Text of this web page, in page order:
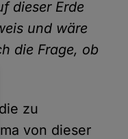
dieser Erde
und wäre
die Frage, ob
zu
von dieser